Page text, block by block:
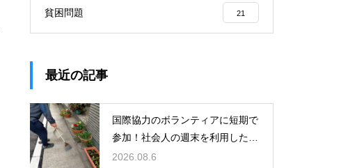
貧困問題 21
最近の記事
国際協力のボランティアに短期で
参加！社会人の週末を利用した社
会貢献
2026.08.6